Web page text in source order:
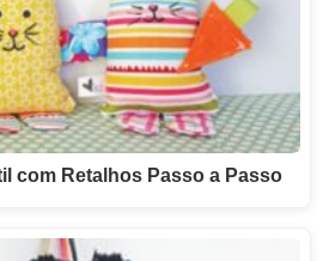
com Retalhos Passo a Passo